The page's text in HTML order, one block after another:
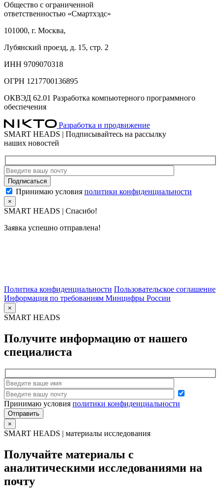
Общество с ограниченной
ответственностью «Смартхэдс»
101000, г. Москва,
Лубянский проезд, д. 15, стр. 2
ИНН 9709070318
ОГРН 1217700136895
ОКВЭД 62.01 Разработка компьютерного программного
обеспечения
Разработка и продвижение
SMART HEADS | Подписывайтесь на рассылку
наших новостей
Принимаю условия политики конфиденциальности
×
SMART HEADS | Спасибо!
Заявка успешно отправлена!
Политика конфиденциальности Пользовательское соглашение
Информация по требованиям Минцифры России
×
SMART HEADS
Получите информацию от нашего
специалиста
Принимаю условия политики конфиденциальности
×
SMART HEADS | материалы исследования
Получайте материалы с
аналитическими исследованиями на
почту